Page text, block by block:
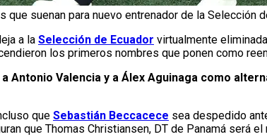
que suenan para nuevo entrenador de la Selección
a la Selección de Ecuador virtualmente
los primeros nombres que ponen como
Antonio Valencia y a Álex Aguinaga como
que Sebastián Beccacece sea despedido
que Thomas Christiansen, DT de Panamá será